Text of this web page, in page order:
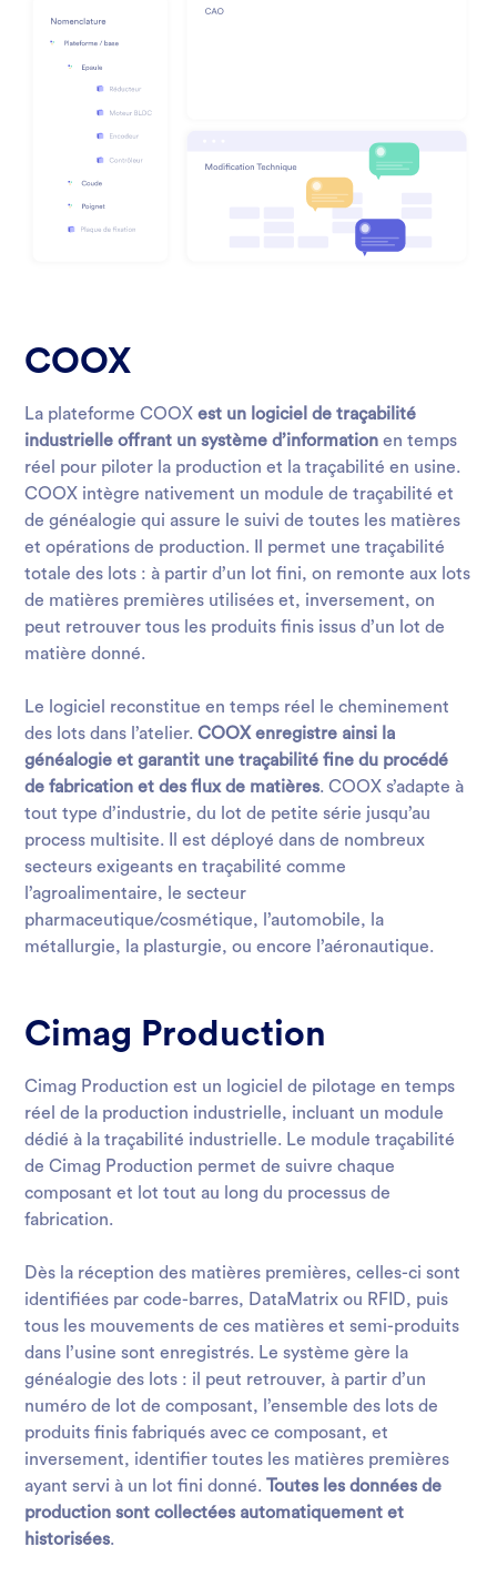
COOX
La plateforme COOXest un logiciel de traçabilité
industrielle offrant un système d’information en temps
réel pour piloter la production et la traçabilité en usine.
COOX intègre nativement un module de traçabilité et
de généalogie qui assure le suivi de toutes les matières
et opérations de production. Il permet une traçabilité
totale des lots : à partir d’un lot fini, on remonte aux lots
de matières premières utilisées et, inversement, on
peut retrouver tous les produits finis issus d’un lot de
matière donné.
Le logiciel reconstitue en temps réel le cheminement
des lots dans l’atelier.COOX enregistre ainsi la
généalogie et garantit une traçabilité fine du procédé
de fabrication et des flux de matières. COOX s’adapte à
tout type d’industrie, du lot de petite série jusqu’au
process multisite. Il est déployé dans de nombreux
secteurs exigeants en traçabilité comme
l’agroalimentaire, le secteur
pharmaceutique/cosmétique, l’automobile, la
métallurgie, la plasturgie, ou encore l’aéronautique.
Cimag Production
Cimag Production est un logiciel de pilotage en temps
réel de la production industrielle, incluant un module
dédié à la traçabilité industrielle. Le module traçabilité
de Cimag Production permet de suivre chaque
composant et lot tout au long du processus de
fabrication.
Dès la réception des matières premières, celles-ci sont
identifiées par code-barres, DataMatrix ou RFID, puis
tous les mouvements de ces matières et semi-produits
dans l’usine sont enregistrés. Le système gère la
généalogie des lots : il peut retrouver, à partir d’un
numéro de lot de composant, l’ensemble des lots de
produits finis fabriqués avec ce composant, et
inversement, identifier toutes les matières premières
ayant servi à un lot fini donné.Toutes les données de
production sont collectées automatiquement et
historisées.